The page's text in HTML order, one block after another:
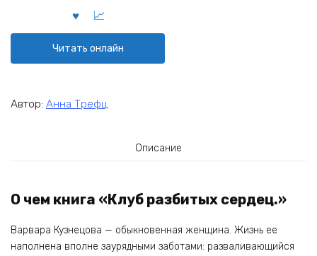
Читать онлайн
Автор: Анна Трефц
Описание
О чем книга «Клуб разбитых сердец.»
Варвара Кузнецова — обыкновенная женщина. Жизнь ее
наполнена вполне заурядными заботами: разваливающийся